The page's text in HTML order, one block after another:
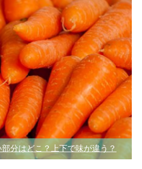
分はどこ？上下で味が違う？